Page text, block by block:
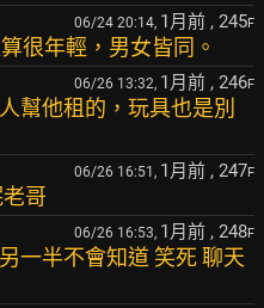
06/24 20:14, 1月前 , 245F
很年輕，男女皆同。
06/26 13:32, 1月前 , 246F
幫他租的，玩具也是別
06/26 16:51, 1月前 , 247F
哥
06/26 16:53, 1月前 , 248F
一半不會知道 笑死 聊天